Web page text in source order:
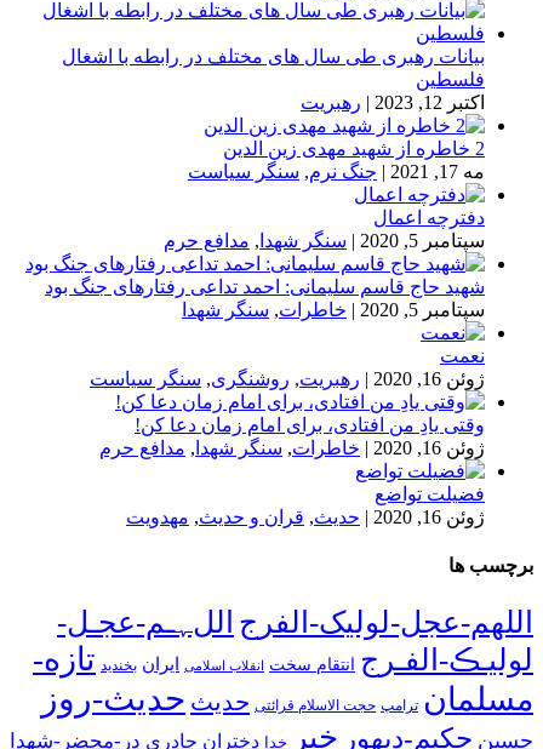
بیانات رهبری طی سال های مختلف در رابطه با اشغال
فلسطین
اکتبر 12, 2023
| رهبریت
2 خاطره از شهید مهدی زین الدین
مه 17, 2021
| جنگ نرم, سنگر سیاست
دفترچه اعمال
سپتامبر 5, 2020
| سنگر شهدا , مدافع حرم
شهید حاج قاسم سلیمانی: احمد تداعی رفتارهای جنگ بود
سپتامبر 5, 2020
| خاطرات, سنگر شهدا
نعمت
ژوئن 16, 2020
| رهبریت, روشنگری, سنگر سیاست
وقتی یادِ من افتادی، برای امام زمان دعا کن!
ژوئن 16, 2020
| خاطرات, سنگر شهدا , مدافع حرم
فضیلت تواضع
ژوئن 16, 2020
| حدیث, قران و حدیث, مهدویت
برچسب ها
اللهم-عجل-لولیک-الفرج اللﮩـم-عجـل-
لولیـڪ-الفـرج انتقام سخت انقلاب اسلامی ایران بخندید تازه-
مسلمان ترامپ حجت الاسلام قرائتی حدیث حدیث-روز
حسین حکیم-دیهور خبر خدا دختران چادری در-محضر-شهدا